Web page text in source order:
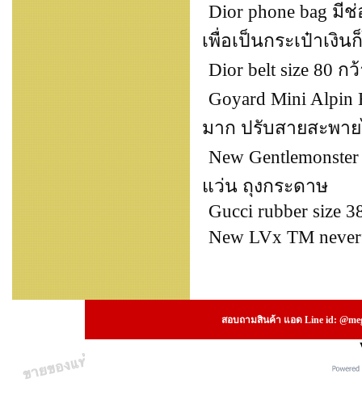
Dior phone bag
เพื่อเป็นกระเป๋าเงิน
Dior belt size 80 ก
Goyard Mini Alpin
มาก ปรับสายสะพา
New
แว่น ถุงกระดาษ
Gucci rubber size
New LVx TM
สอบถามสินค้า แอด Line id: